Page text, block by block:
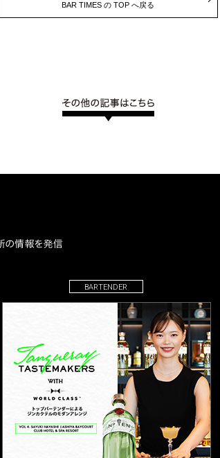
BAR TIMES の TOP へ戻る
BARTENDER